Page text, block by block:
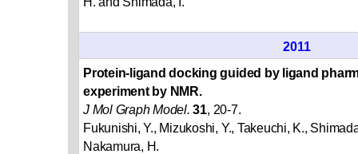
2011
Protein-ligand docking guided by ligand
experiment by NMR.
J Mol Graph Model. 31, 20-7.
Fukunishi, Y., Mizukoshi, Y., Takeuchi, K.,
Nakamura, H.